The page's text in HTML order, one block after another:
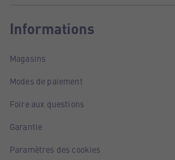
Informations
Magasins
Modes de paiement
Foire aux questions
Garantie
Paramètres des cookies